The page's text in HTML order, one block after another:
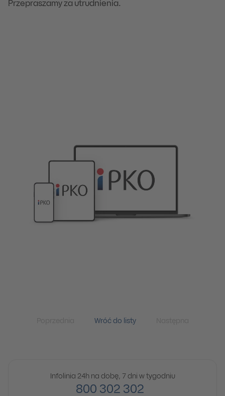
Przepraszamy za utrudnienia.
Wróć do listy
Infolinia 24h na dobę, 7 dni w tygodniu
800 302 302